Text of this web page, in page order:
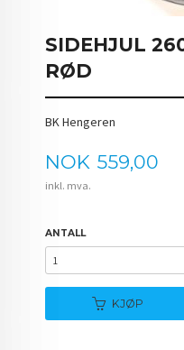
SIDEHJUL
RØD
BK Hengeren
Pris
NOK 559,00
inkl. mva.
ANTALL
KJØP